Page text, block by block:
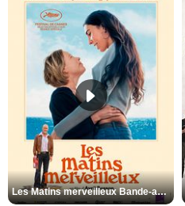
Les Matins merveilleux Bande-annonce VF